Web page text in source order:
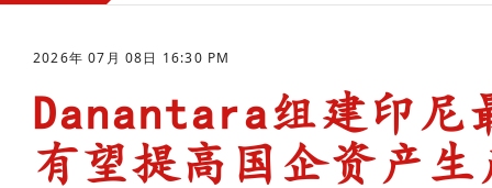
2026年 07月 08日 16:30 PM
Danantara组建印尼
有望提高国企资产生